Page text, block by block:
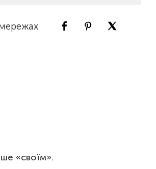
«своїм».